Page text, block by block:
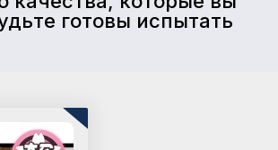
готовы испытать